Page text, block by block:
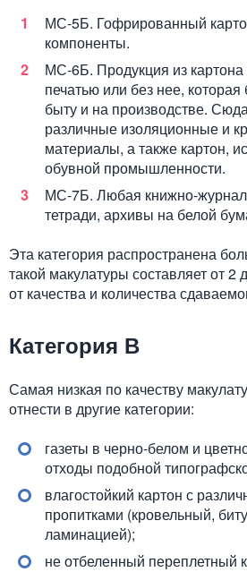
МС-5Б. Гофрированный
компоненты.
МС-6Б. Продукция из картона
печатью или без нее,
быту и на производстве.
различные изоляционные и
материалы, а также картон,
обувной промышленности.
МС-7Б. Любая книжно-
тетради, архивы на белой
Эта категория распространена
такой макулатуры составляет от 2
от качества и количества
Категория В
Самая низкая по качеству
отнести в другие категории:
газеты в черно-белом и
отходы подобной
влагостойкий картон с
пропитками (кровельный,
ламинацией);
не отбеленный переплетный